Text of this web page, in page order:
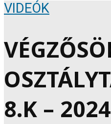
VIDEÓK
8.K –